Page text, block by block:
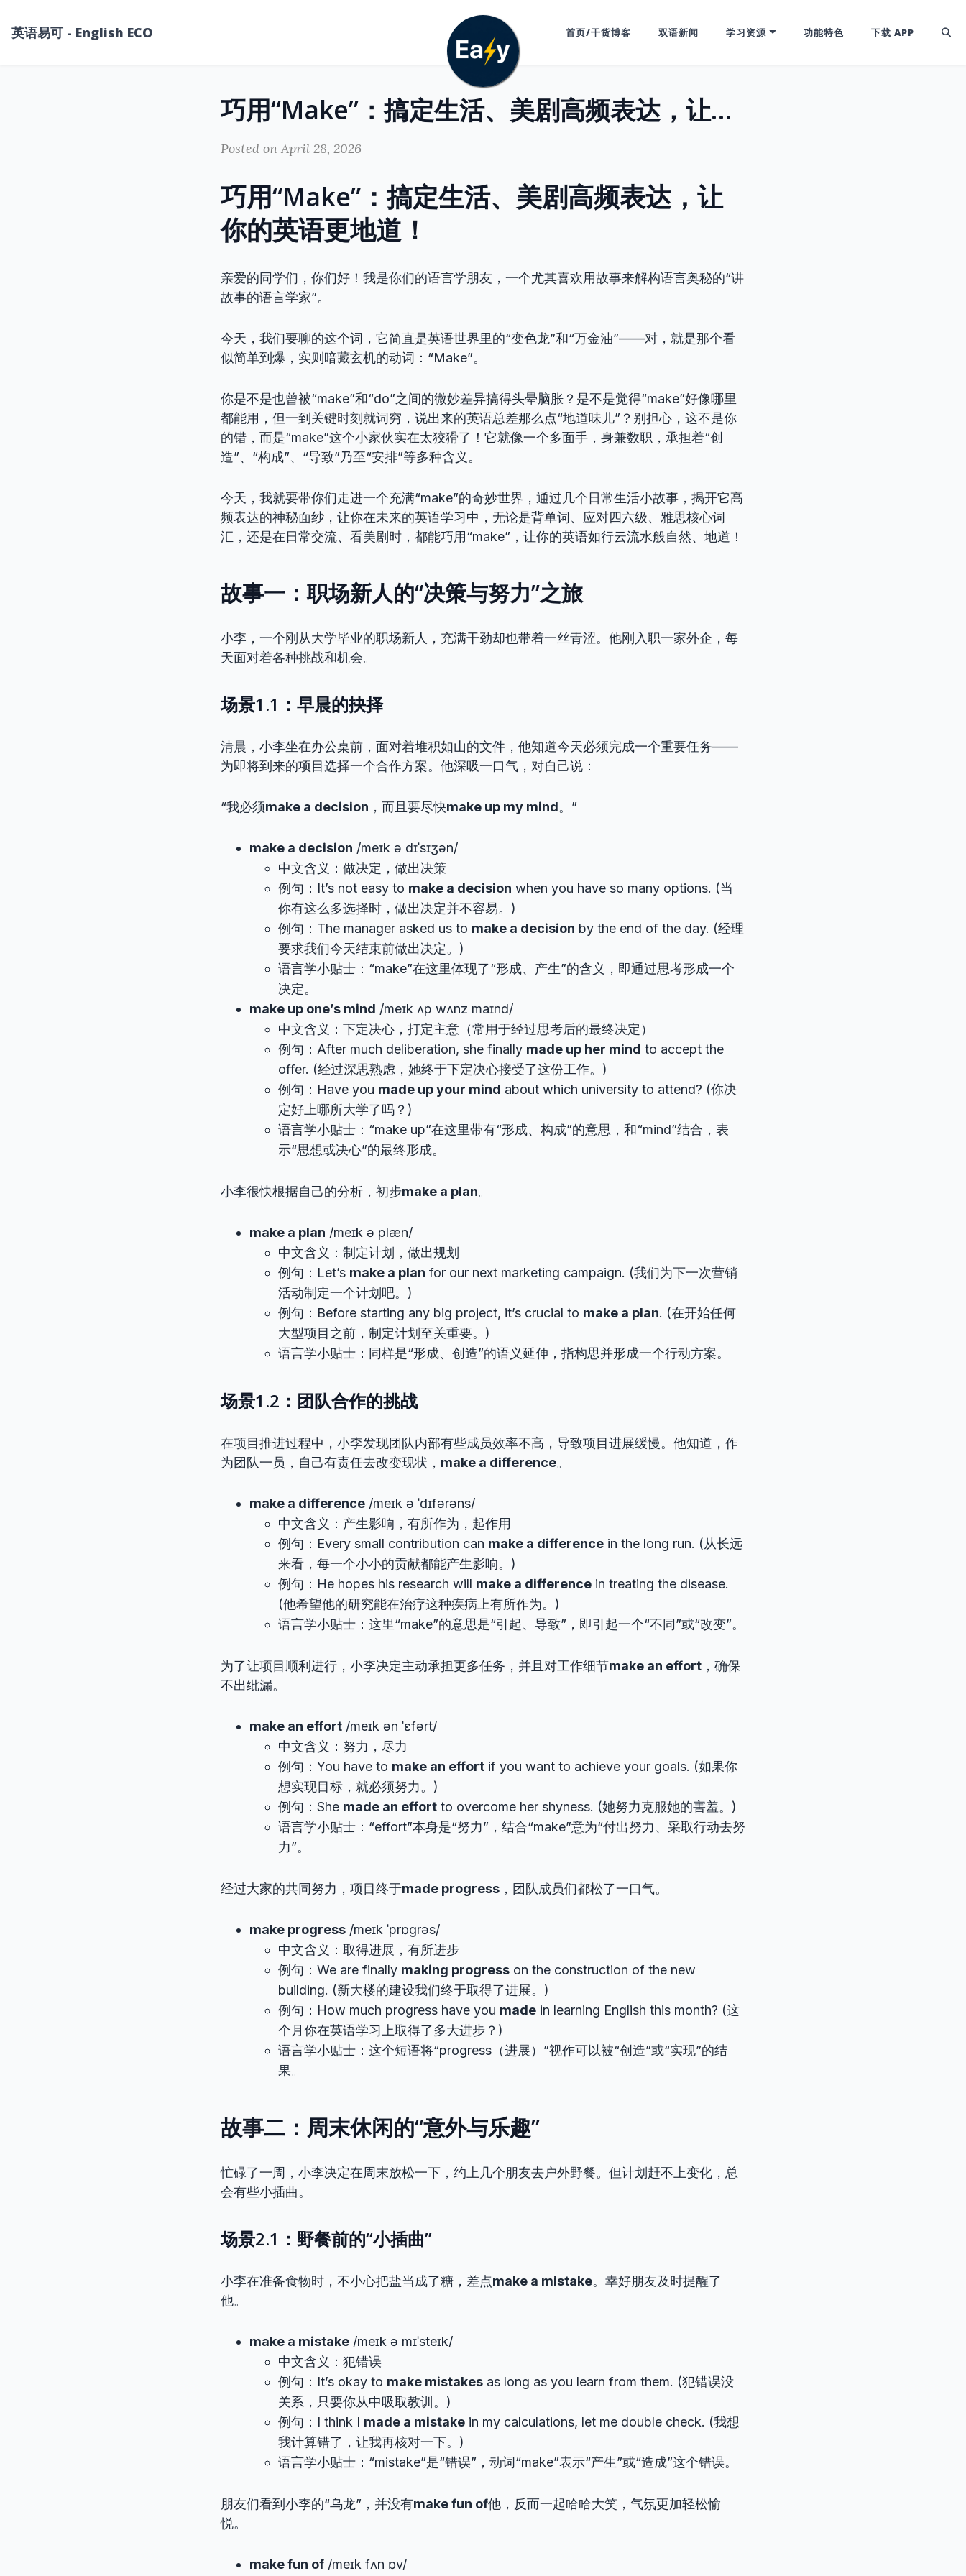
英语易可 - English ECO 首页/干货博客 双语新闻 学习资源 功能特色 下载 APP
巧用“Make”：搞定生活、美剧高频表达，让你的英语更地道！
Posted on April 28, 2026
巧用“Make”：搞定生活、美剧高频表达，让
你的英语更地道！
亲爱的同学们，你们好！我是你们的语言学朋友，一个尤其喜欢用故事来解构语言奥秘的“讲
故事的语言学家”。
今天，我们要聊的这个词，它简直是英语世界里的“变色龙”和“万金油”——对，就是那个看
似简单到爆，实则暗藏玄机的动词：“Make”。
你是不是也曾被“make”和“do”之间的微妙差异搞得头晕脑胀？是不是觉得“make”好像哪里
都能用，但一到关键时刻就词穷，说出来的英语总差那么点“地道味儿”？别担心，这不是你
的错，而是“make”这个小家伙实在太狡猾了！它就像一个多面手，身兼数职，承担着“创
造”、“构成”、“导致”乃至“安排”等多种含义。
今天，我就要带你们走进一个充满“make”的奇妙世界，通过几个日常生活小故事，揭开它高
频表达的神秘面纱，让你在未来的英语学习中，无论是背单词、应对四六级、雅思核心词
汇，还是在日常交流、看美剧时，都能巧用“make”，让你的英语如行云流水般自然、地道！
故事一：职场新人的“决策与努力”之旅
小李，一个刚从大学毕业的职场新人，充满干劲却也带着一丝青涩。他刚入职一家外企，每
天面对着各种挑战和机会。
场景1.1：早晨的抉择
清晨，小李坐在办公桌前，面对着堆积如山的文件，他知道今天必须完成一个重要任务——
为即将到来的项目选择一个合作方案。他深吸一口气，对自己说：
“我必须make a decision ，而且要尽快make up my mind。”
make a decision /meɪk ə dɪˈsɪʒən/
中文含义：做决定，做出决策
例句：It’s not easy to make a decision when you have so many options. (当
你有这么多选择时，做出决定并不容易。)
例句：The manager asked us to make a decision by the end of the day. (经理
要求我们今天结束前做出决定。)
语言学小贴士：“make”在这里体现了“形成、产生”的含义，即通过思考形成一个
决定。
make up one’s mind /meɪk ʌp wʌnz maɪnd/
中文含义：下定决心，打定主意（常用于经过思考后的最终决定）
例句：After much deliberation, she finally made up her mind to accept the
offer. (经过深思熟虑，她终于下定决心接受了这份工作。)
例句：Have you made up your mind about which university to attend? (你决
定好上哪所大学了吗？)
语言学小贴士：“make up”在这里带有“形成、构成”的意思，和“mind”结合，表
示“思想或决心”的最终形成。
小李很快根据自己的分析，初步make a plan。
make a plan /meɪk ə plæn/
中文含义：制定计划，做出规划
例句：Let’s make a plan for our next marketing campaign. (我们为下一次营销
活动制定一个计划吧。)
例句：Before starting any big project, it’s crucial to make a plan. (在开始任何
大型项目之前，制定计划至关重要。)
语言学小贴士：同样是“形成、创造”的语义延伸，指构思并形成一个行动方案。
场景1.2：团队合作的挑战
在项目推进过程中，小李发现团队内部有些成员效率不高，导致项目进展缓慢。他知道，作
为团队一员，自己有责任去改变现状， make a difference。
make a difference /meɪk ə ˈdɪfərəns/
中文含义：产生影响，有所作为，起作用
例句：Every small contribution can make a difference in the long run. (从长远
来看，每一个小小的贡献都能产生影响。)
例句：He hopes his research will make a difference in treating the disease.
(他希望他的研究能在治疗这种疾病上有所作为。)
语言学小贴士：这里“make”的意思是“引起、导致”，即引起一个“不同”或“改变”。
为了让项目顺利进行，小李决定主动承担更多任务，并且对工作细节make an effort ，确保
不出纰漏。
make an effort /meɪk ən ˈɛfərt/
中文含义：努力，尽力
例句：You have to make an effort if you want to achieve your goals. (如果你
想实现目标，就必须努力。)
例句：She made an effort to overcome her shyness. (她努力克服她的害羞。)
语言学小贴士：“effort”本身是“努力”，结合“make”意为“付出努力、采取行动去努
力”。
经过大家的共同努力，项目终于made progress ，团队成员们都松了一口气。
make progress /meɪk ˈprɒɡrəs/
中文含义：取得进展，有所进步
例句：We are finally making progress on the construction of the new
building. (新大楼的建设我们终于取得了进展。)
例句：How much progress have you made in learning English this month? (这
个月你在英语学习上取得了多大进步？)
语言学小贴士：这个短语将“progress（进展）”视作可以被“创造”或“实现”的结
果。
故事二：周末休闲的“意外与乐趣”
忙碌了一周，小李决定在周末放松一下，约上几个朋友去户外野餐。但计划赶不上变化，总
会有些小插曲。
场景2.1：野餐前的“小插曲”
小李在准备食物时，不小心把盐当成了糖，差点make a mistake。幸好朋友及时提醒了
他。
make a mistake /meɪk ə mɪˈsteɪk/
中文含义：犯错误
例句：It’s okay to make mistakes as long as you learn from them. (犯错误没
关系，只要你从中吸取教训。)
例句：I think I made a mistake in my calculations, let me double check. (我想
我计算错了，让我再核对一下。)
语言学小贴士：“mistake”是“错误”，动词“make”表示“产生”或“造成”这个错误。
朋友们看到小李的“乌龙”，并没有make fun of他，反而一起哈哈大笑，气氛更加轻松愉
悦。
make fun of /meɪk fʌn ɒv/